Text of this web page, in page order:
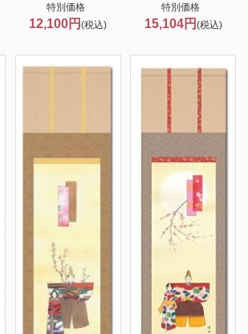
特別価格
12,100円(税込)
特別価格
15,104円 (税込)